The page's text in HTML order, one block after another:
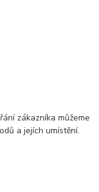
zákazníka můžeme
a jejích umístění.